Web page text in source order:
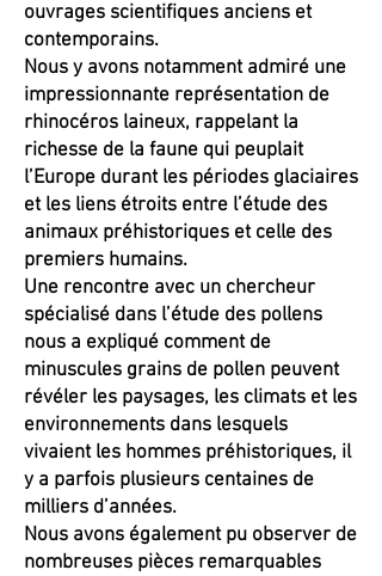
ouvrages scientifiques anciens et
contemporains.
Nous y avons notamment admiré une
impressionnante représentation de
rhinocéros laineux, rappelant la
richesse de la faune qui peuplait
l’Europe durant les périodes glaciaires
et les liens étroits entre l’étude des
animaux préhistoriques et celle des
premiers humains.
Une rencontre avec un chercheur
spécialisé dans l’étude des pollens
nous a expliqué comment de
minuscules grains de pollen peuvent
révéler les paysages, les climats et les
environnements dans lesquels
vivaient les hommes préhistoriques, il
y a parfois plusieurs centaines de
milliers d’années.
Nous avons également pu observer de
nombreuses pièces remarquables